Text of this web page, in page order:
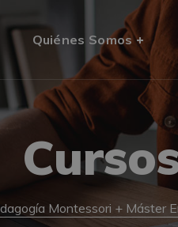
Quiénes Somos
Montessori + Máster